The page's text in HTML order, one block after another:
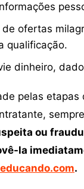
de ofertas
qualificação.
dinheiro,
pelas
ou
la
.